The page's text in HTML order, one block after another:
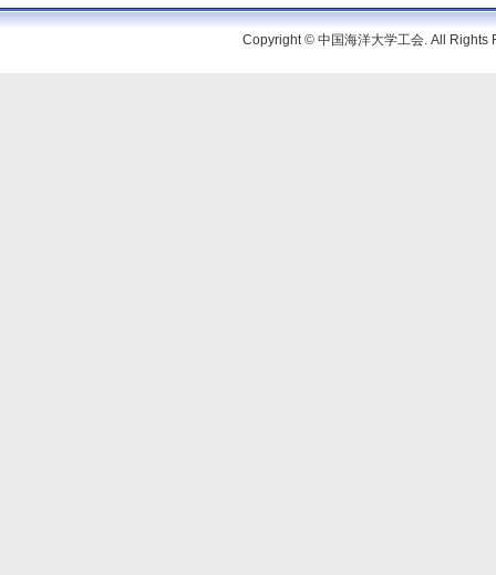
Copyright © 中国海洋大学工会. All